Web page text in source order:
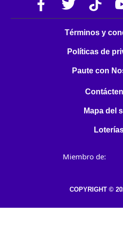
Términos y
Políticas de
Paute con
Mapa del
Miembro de:
COPYRIGHT ©